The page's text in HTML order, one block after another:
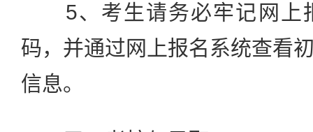
5、考生请务必牢记网上
码，并通过网上报名系统查看
信息。